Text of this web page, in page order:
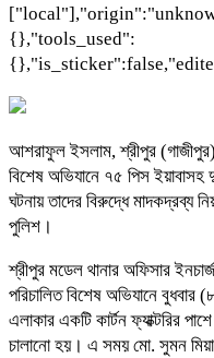
{},"tools_used":
আশরাফুল ইসলাম, শ্রীপুর (গাজীপুর)
বিশেষ অভিযানে ৭৫ পিস
ঘটনায় তাদের বিরুদ্ধে মাদকদ্রব্য
পুলিশ।
শ্রীপুর মডেল থানার অফিসার
পরিচালিত বিশেষ অভিযানে বুধবার
এলাকার একটি কার্টন ফ্যাক্টরির
চালানো হয়। এ সময় মো. সুমন